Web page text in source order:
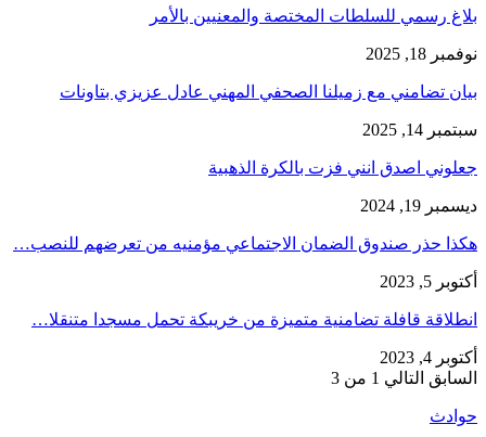
بلاغ رسمي للسلطات المختصة والمعنيين بالأمر
نوفمبر 18, 2025
بيان تضامني مع زميلنا الصحفي المهني عادل عزيزي بتاونات
سبتمبر 14, 2025
جعلوني اصدق انني فزت بالكرة الذهبية
ديسمبر 19, 2024
هكذا حذر صندوق الضمان الاجتماعي مؤمنيه من تعرضهم للنصب…
أكتوبر 5, 2023
انطلاقة قافلة تضامنية متميزة من خريبكة تحمل مسجدا متنقلا…
أكتوبر 4, 2023
السابق التالي 1 من 3
حوادث